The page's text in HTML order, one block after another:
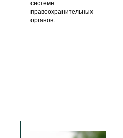
системе
правоохранительных
органов.